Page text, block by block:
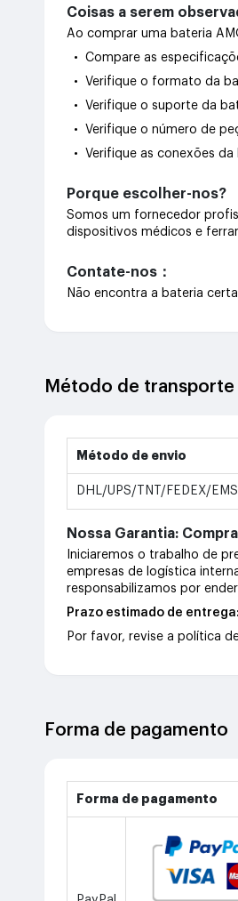
Coisas a serem
Ao comprar uma bateria
• Compare as
• Verifique o formato da
• Verifique o suporte da
• Verifique o número de
• Verifique as conexões da
Porque escolher-nos?
Somos um fornecedor
dispositivos médicos e
Contate-nos：
Não encontra a bateria
Método de transporte
Método de envio
DHL/UPS/TNT/FEDEX/EMS
Nossa Garantia:
Iniciaremos o trabalho de
empresas de logística
responsabilizamos por
Prazo estimado de entrega:
Por favor, revise a política
Forma de pagamento
Forma de pagamento